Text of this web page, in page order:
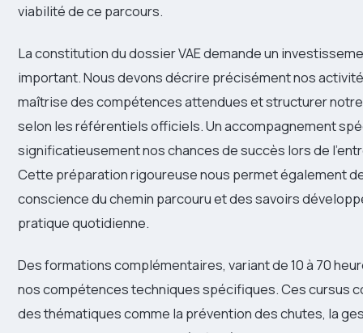
viabilité de ce parcours.
La constitution du dossier VAE demande un
important. Nous devons décrire précisément nos
maîtrise des compétences attendues et structurer
selon les référentiels officiels. Un accompagnement
significatieusement nos chances de succès lors de
Cette préparation rigoureuse nous permet également
conscience du chemin parcouru et des savoirs
pratique quotidienne.
Des formations complémentaires, variant de 10 à 70
nos compétences techniques spécifiques. Ces cursus
des thématiques comme la prévention des chutes, la